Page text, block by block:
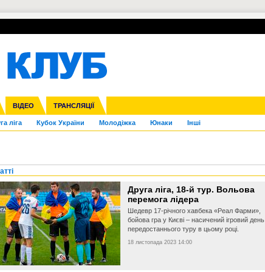
ВІДЕО ТРАНСЛЯЦІЇ
ліга Кубок України Молодіжка Юнаки Інші
Ліга націй Ліга конференцій
Франція ІншіЧЄ-2015 (U-21)
УПЛ-ПЕРЕХОДИ
Друга ліга, 18-й тур. Вольова
перемога лідера
Шедевр 17-річного хавбека «Реал Фарми»,
бойова гра у Києві – насичений ігровий день
передостаннього туру в цьому році.
18 листопада 2023 14:00